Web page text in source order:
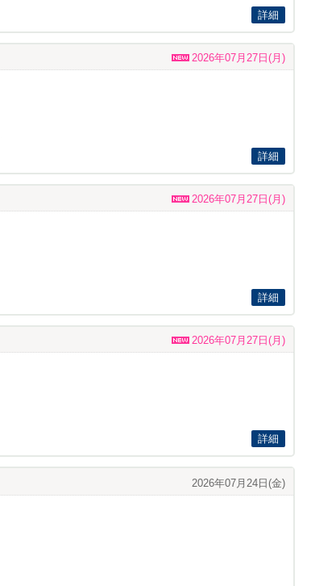
詳細
2026年07月27日(月)
詳細
2026年07月27日(月)
詳細
2026年07月27日(月)
詳細
2026年07月24日(金)